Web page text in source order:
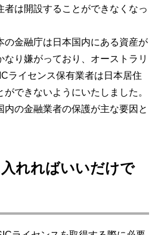
者は開設することができなくなっ
の金融庁は日本国内にある資産が
り嫌がっており、オーストラリ
ライセンス保有業者は日本居住
できないようにいたしました。
内の金融業者の保護が主な要因と
れればいいだけで